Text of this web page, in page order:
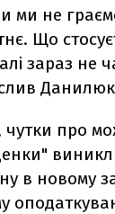
ми не
Що
зараз не
чутки про
в новому